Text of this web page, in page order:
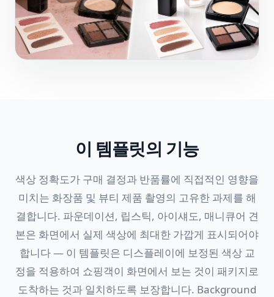
이 템플릿의 기능
색상 정확도가 구매 결정과 반품률에 직접적인 영향을
미치는 화장품 및 뷰티 제품 촬영의 고유한 과제를 해
결합니다. 파운데이션, 립스틱, 아이섀도, 매니큐어 견
본은 화면에서 실제 색상에 최대한 가깝게 표시되어야
합니다 — 이 템플릿은 디스플레이에 보정된 색상 교
정을 적용하여 쇼핑객이 화면에서 보는 것이 패키지로
도착하는 것과 일치하도록 보장합니다. Background